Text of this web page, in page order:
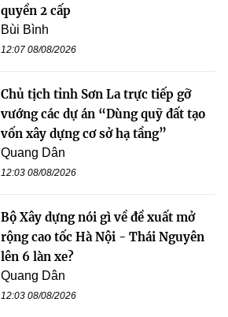
quyền 2 cấp
Bùi Bình
12:07 08/08/2026
Chủ tịch tỉnh Sơn La trực tiếp gỡ
vướng các dự án “Dùng quỹ đất tạo
vốn xây dựng cơ sở hạ tầng”
Quang Dân
12:03 08/08/2026
Bộ Xây dựng nói gì về đề xuất mở
rộng cao tốc Hà Nội - Thái Nguyên
lên 6 làn xe?
Quang Dân
12:03 08/08/2026